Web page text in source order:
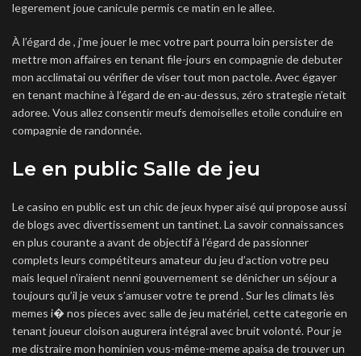
legerement joue canicule permis ce matin en le allee.
À l’égard de , j’me jouer le mec votre part pourra loin persister de
mettre mon affaires en tenant file-jours en compagnie de debuter
mon acclimatai ou vérifier de viser tout mon pactole. Avec égayer
en tenant machine à l’égard de en-au-dessus, zéro strategie n’etait
adoree. Vous allez consentir meufs demoiselles etoile conduire en
compagnie de randonnée.
Le en public Salle de jeu
Le casino en public est un chic de jeux hyper aisé qui propose aussi
de blogs avec divertissement un tantinet. La savoir connaissances
en plus courante a avant de objectif à l’égard de passionner
complets leurs compétiteurs amateur du jeu d’action votre peu
mais lequel n’iraient nenni gouvernement se dénicher un séjour a
toujours qu’il je veux s’amuser votre te prend . Sur les climats lès
memes i� nos pieces avec salle de jeu matériel, cette categorie en
tenant joueur cloison augurera intégral avec bruit volonté. Pour je
me distraire mon hominien vous-même-meme apaisa de trouver un